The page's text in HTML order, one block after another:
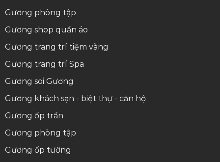
Gương phòng tập
Gương shop quần áo
Gương trang trí tiệm vàng
Gương trang trí Spa
Gương soi Gương
Gương khách sạn - biệt thự - căn hộ
Gương ốp trần
Gương phòng tập
Gương ốp tường